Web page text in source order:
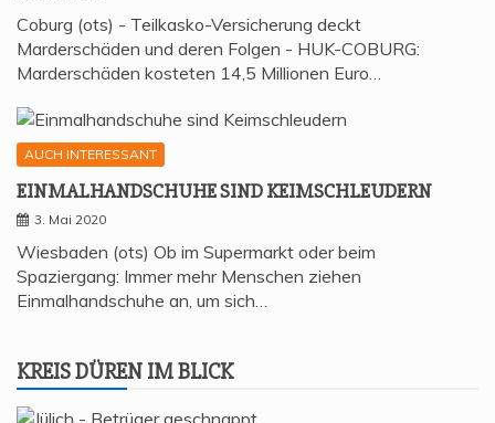
Coburg (ots) - Teilkasko-Versicherung deckt
Marderschäden und deren Folgen - HUK-COBURG:
Marderschäden kosteten 14,5 Millionen Euro…
AUCH INTERESSANT
EIN­MAL­HAND­SCHU­HE SIND KEIMSCHLEUDERN
3. Mai 2020
Wiesbaden (ots) Ob im Supermarkt oder beim
Spaziergang: Immer mehr Menschen ziehen
Einmalhandschuhe an, um sich…
KREIS DÜREN IM BLICK